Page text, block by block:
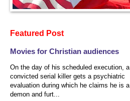
Featured Post
Movies for Christian audiences
On the day of his scheduled execution, a
convicted serial killer gets a psychiatric
evaluation during which he claims he is a
demon and furt...